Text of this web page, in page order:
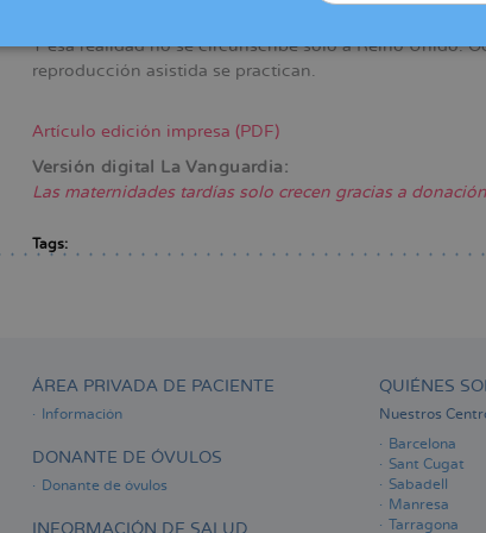
Y esa realidad no se circunscribe solo a Reino Unido.
reproducción asistida se practican.
Artículo edición impresa (PDF)
Versión digital La Vanguardia:
Las maternidades tardías solo crecen gracias a
Tags:
ÁREA PRIVADA DE PACIENTE
Información
DONANTE DE ÓVULOS
Donante de óvulos
INFORMACIÓN DE SALUD
QUIÉNES
Nuestros
Barcelona
Sant Cugat
Sabadell
Manresa
Tarragona